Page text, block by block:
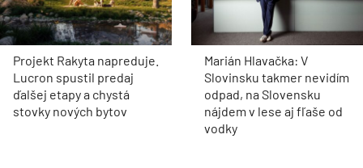
Projekt Rakyta napreduje.
Lucron spustil predaj
ďalšej etapy a chystá
stovky nových bytov
Marián Hlavačka: V
Slovinsku takmer nevidím
odpad, na Slovensku
nájdem v lese aj fľaše od
vodky